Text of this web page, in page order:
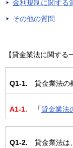
金利規制に関する
その他の質問
【貸金業法に関する
Q1-1. 貸金業法の
A1-1. 「貸金業法
Q1-2. 貸金業法は